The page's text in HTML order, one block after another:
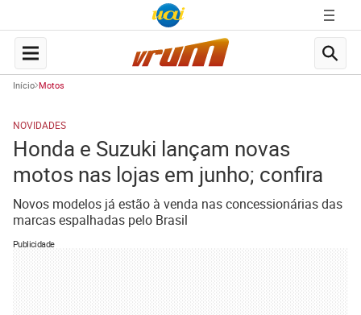
Início Motos
NOVIDADES
Honda e Suzuki lançam novas
motos nas lojas em junho; confira
Novos modelos já estão à venda nas concessionárias das
marcas espalhadas pelo Brasil
Publicidade